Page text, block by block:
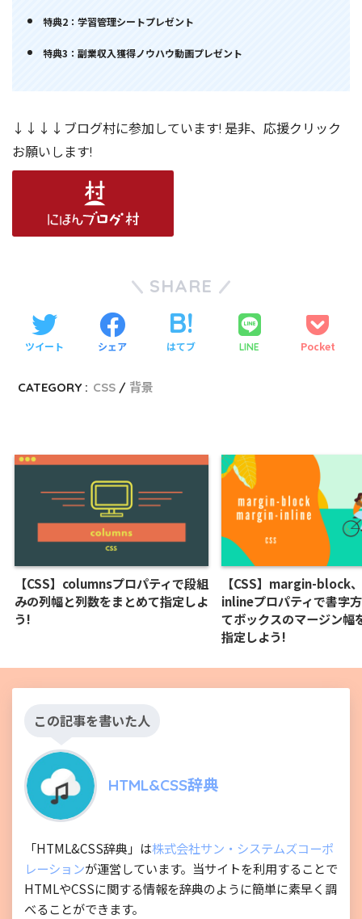
特典2：学習管理シートプレゼント
特典3：副業収入獲得ノウハウ動画プレゼント
↓↓↓↓ブログ村に参加しています! 是非、応援クリック
お願いします!
SHARE
ツイート シェア はてブ LINE Pocket
CATEGORY : CSS 背景
【CSS】columnsプロパティで段組
みの列幅と列数をまとめて指定しよ
う!
【CSS】margin-block
inlineプロパティで書字
てボックスのマージン幅
指定しよう!
この記事を書いた人
HTML&CSS辞典
「HTML&CSS辞典」は株式会社サン・システムズコーポ
レーションが運営しています。当サイトを利用することで
HTMLやCSSに関する情報を辞典のように簡単に素早く調
べることができます。